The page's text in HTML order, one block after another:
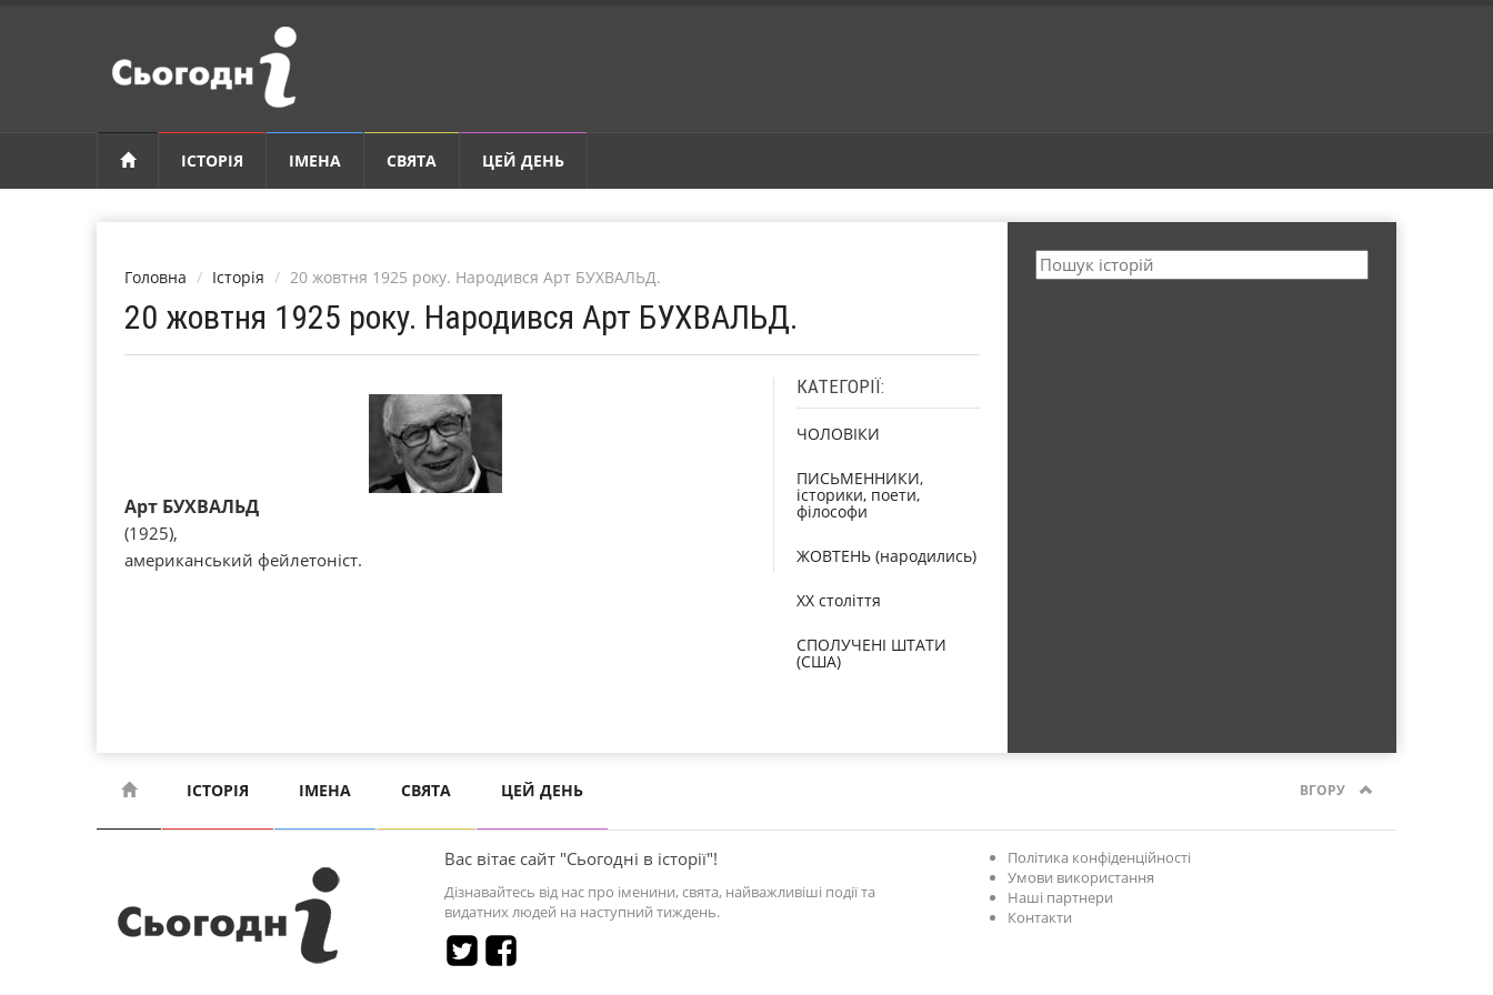
ІСТОРІЯ ІМЕНА СВЯТА ЦЕЙ ДЕНЬ
Головна Історія 20 жовтня 1925 року. Народився Арт БУХВАЛЬД.
20 жовтня 1925 року. Народився Арт БУХВАЛЬД.
Арт БУХВАЛЬД
(1925),
американський фейлетоніст.
КАТЕГОРІЇ:
ЧОЛОВІКИ
ПИСЬМЕННИКИ,
історики, поети,
філософи
ЖОВТЕНЬ (народились)
XX століття
СПОЛУЧЕНІ ШТАТИ
(США)
ІСТОРІЯ ІМЕНА СВЯТА ЦЕЙ ДЕНЬ ВГОРУ
Вас вітає сайт "Сьогодні в історії"!
Дізнавайтесь від нас про іменини, свята, найважливіші події та
видатних людей на наступний тиждень.
Політика конфіденційності
Умови використання
Наші партнери
Контакти